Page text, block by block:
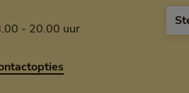
- 20.00 uurMaandag tot en met